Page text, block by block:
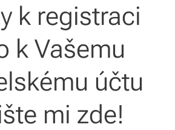
k registraci
k Vašemu
účtu
mi zde!